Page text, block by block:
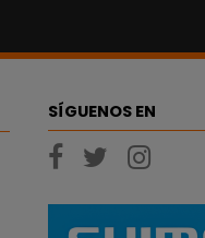
SÍGUENOS EN